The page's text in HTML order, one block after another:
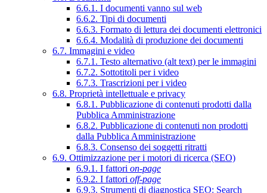
6.6.1. I documenti vanno sul web
6.6.2. Tipi di documenti
6.6.3. Formato di lettura dei documenti elettronici
6.6.4. Modalità di produzione dei documenti
6.7. Immagini e video
6.7.1. Testo alternativo (alt text) per le immagini
6.7.2. Sottotitoli per i video
6.7.3. Trascrizioni per i video
6.8. Proprietà intellettuale e privacy
6.8.1. Pubblicazione di contenuti prodotti dalla
Pubblica Amministrazione
6.8.2. Pubblicazione di contenuti non prodotti
dalla Pubblica Amministrazione
6.8.3. Consenso dei soggetti ritratti
6.9. Ottimizzazione per i motori di ricerca (SEO)
6.9.1. I fattori on-page
6.9.2. I fattori off-page
6.9.3. Strumenti di diagnostica SEO: Search